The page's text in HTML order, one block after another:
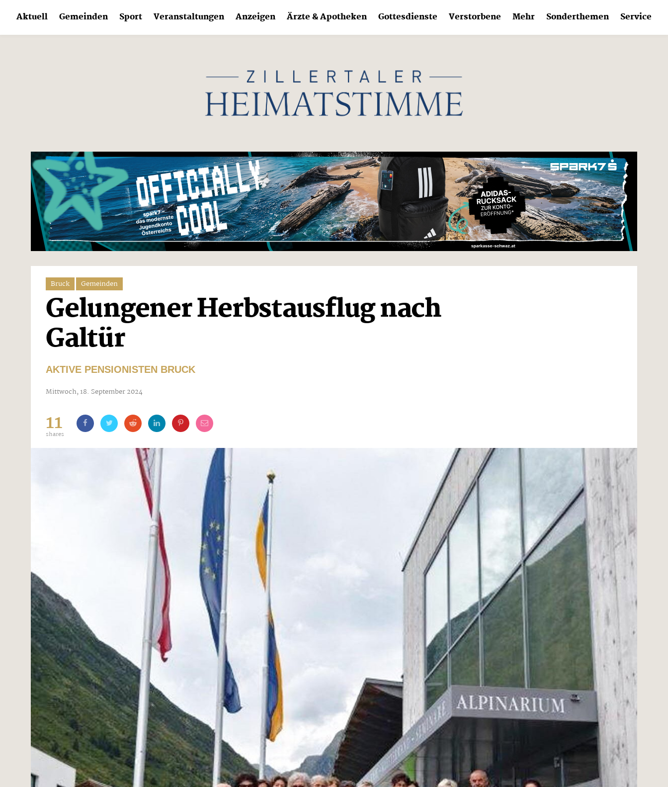
content
Aktuell Gemeinden Sport Veranstaltungen Anzeigen Ärzte & Apotheken Gottesdienste Verstorbene Mehr Sonderthemen Service
Bruck Gemeinden
Gelungener Herbstausflug nach
Galtür
AKTIVE PENSIONISTEN BRUCK
Mittwoch, 18. September 2024
11
shares